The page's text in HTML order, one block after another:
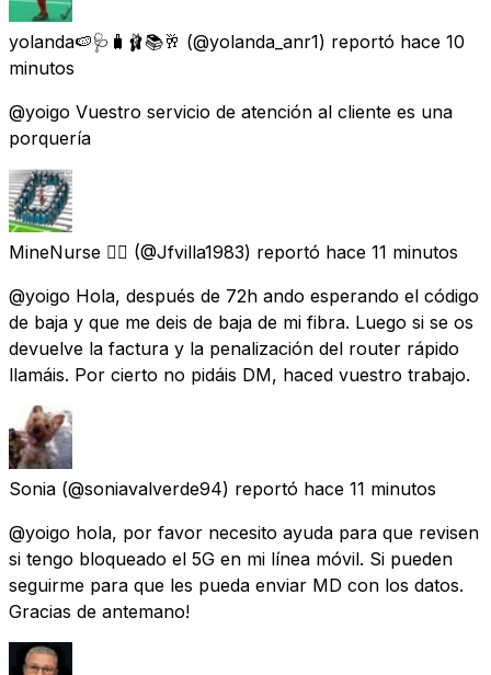
yolanda🍉🩺🧳🩰📚🥂 (@yolanda_anr1) reportó hace 10
minutos
@yoigo Vuestro servicio de atención al cliente es una
porquería
MineNurse 🏳️‍🌈 (@Jfvilla1983) reportó hace 11 minutos
@yoigo Hola, después de 72h ando esperando el código
de baja y que me deis de baja de mi fibra. Luego si se os
devuelve la factura y la penalización del router rápido
llamáis. Por cierto no pidáis DM, haced vuestro trabajo.
Sonia (@soniavalverde94) reportó hace 11 minutos
@yoigo hola, por favor necesito ayuda para que revisen
si tengo bloqueado el 5G en mi línea móvil. Si pueden
seguirme para que les pueda enviar MD con los datos.
Gracias de antemano!